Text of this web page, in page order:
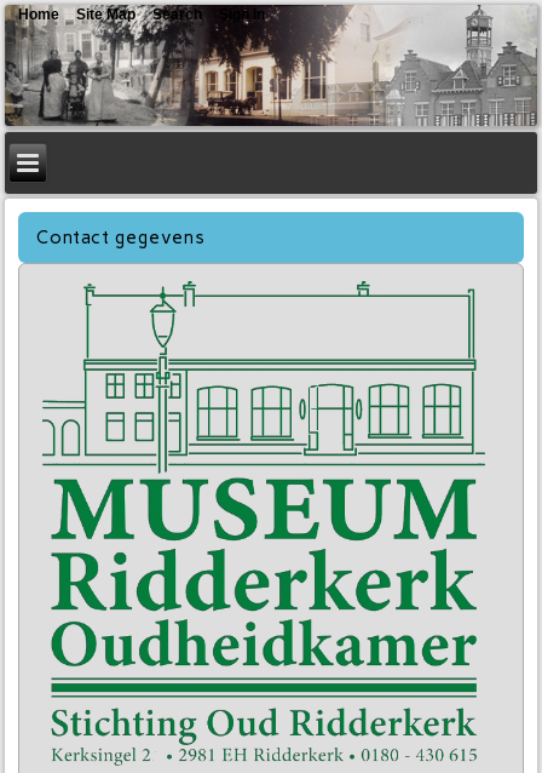
Contact gegevens
Home Site Map Search Sign In